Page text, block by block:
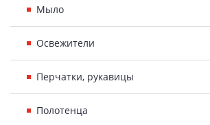
Мыло
Освежители
Перчатки, рукавицы
Полотенца